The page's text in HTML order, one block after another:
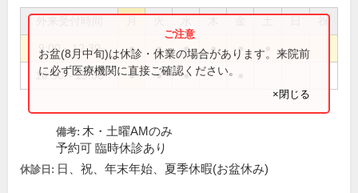
祝
9:00～12:30 ● ● ● ● ●
16:30～19:30 ● ● ●
お盆(8月中旬)は休診・休業の場合があります。来院前
に必ず医療機関に直接ご確認ください。
×閉じる
備考: 木・土曜AMのみ
予約可 臨時休診あり
休診日: 日、祝、年末年始、夏季休暇(お盆休み)